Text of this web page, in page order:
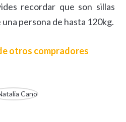
recordar que son sillas
persona de hasta 120kg.
otros compradores